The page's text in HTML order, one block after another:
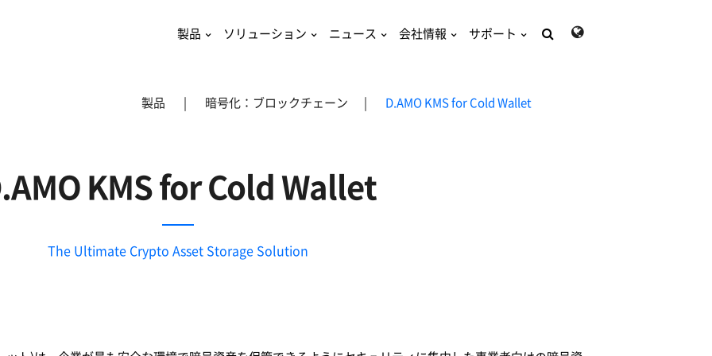
製品 ソリューション ニュース 会社情報 サポート
製品 暗号化：ブロックチェーン D.AMO KMS for Cold Wallet
KMS for Cold Wallet
The Ultimate Crypto Asset Storage Solution